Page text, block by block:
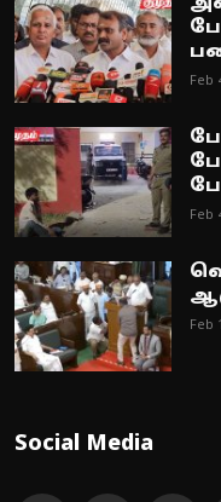
Feb
Feb
Feb
Social Media